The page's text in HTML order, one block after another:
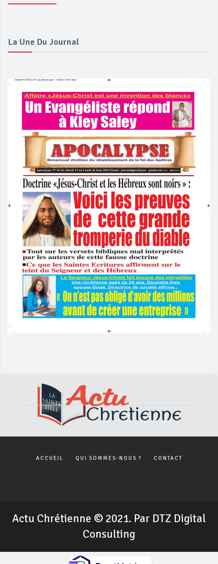
La Une Du Journal
ACCUEIL QUI SOMMES-NOUS ? CONTACT
Actu Chrétienne © 2021. Par DTZ Digital
Consulting